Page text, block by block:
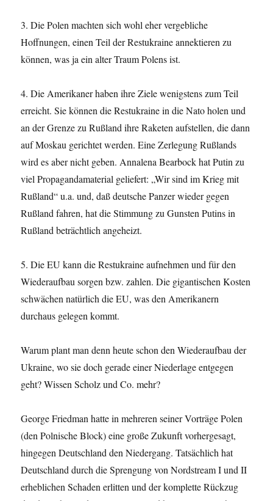
3. Die Polen machten sich wohl eher vergebliche
Hoffnungen, einen Teil der Restukraine annektieren zu
können, was ja ein alter Traum Polens ist.
4. Die Amerikaner haben ihre Ziele wenigstens zum Teil
erreicht. Sie können die Restukraine in die Nato holen und
an der Grenze zu Rußland ihre Raketen aufstellen, die dann
auf Moskau gerichtet werden. Eine Zerlegung Rußlands
wird es aber nicht geben. Annalena Bearbock hat Putin zu
viel Propagandamaterial geliefert: „Wir sind im Krieg mit
Rußland“ u.a. und, daß deutsche Panzer wieder gegen
Rußland fahren, hat die Stimmung zu Gunsten Putins in
Rußland beträchtlich angeheizt.
5. Die EU kann die Restukraine aufnehmen und für den
Wiederaufbau sorgen bzw. zahlen. Die gigantischen Kosten
schwächen natürlich die EU, was den Amerikanern
durchaus gelegen kommt.
Warum plant man denn heute schon den Wiederaufbau der
Ukraine, wo sie doch gerade einer Niederlage entgegen
geht? Wissen Scholz und Co. mehr?
George Friedman hatte in mehreren seiner Vorträge Polen
(den Polnische Block) eine große Zukunft vorhergesagt,
hingegen Deutschland den Niedergang. Tatsächlich hat
Deutschland durch die Sprengung von Nordstream I und II
erheblichen Schaden erlitten und der komplette Rückzug